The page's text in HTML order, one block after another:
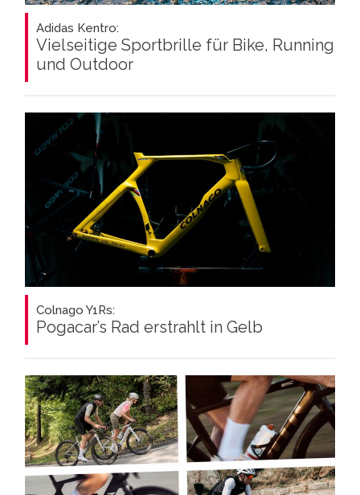
Adidas Kentro:
Vielseitige Sportbrille für Bike, Running
und Outdoor
Colnago Y1Rs:
Pogacar’s Rad erstrahlt in Gelb